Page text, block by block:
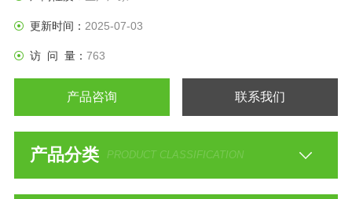
更新时间： 2025-07-03
访 问 量： 763
产品咨询 联系我们
产品分类 PRODUCT CLASSIFICATION